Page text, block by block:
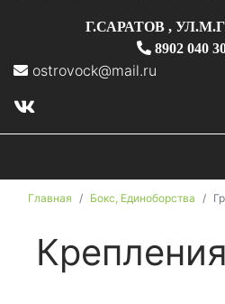
Г.САРАТОВ ,
8902 040
ostrovock@mail.ru
Главная Бокс, Единоборства
Крепления